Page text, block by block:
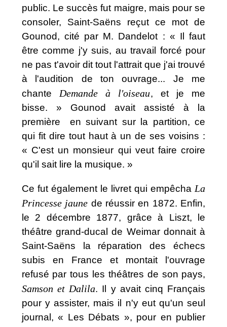
public. Le succès fut maigre, mais pour se
consoler, Saint-Saëns reçut ce mot de
Gounod, cité par M. Dandelot : « Il faut
être comme j'y suis, au travail forcé pour
ne pas t'avoir dit tout l'attrait que j'ai trouvé
à l'audition de ton ouvrage... Je me
chanteDemande à l'oiseau, et je me
bisse. » Gounod avait assisté à la
première en suivant sur la partition, ce
qui fit dire tout haut à un de ses voisins :
« C'est un monsieur qui veut faire croire
qu'il sait lire la musique. »
Ce fut également le livret qui empêcha La
Princesse jaune de réussir en 1872. Enfin,
le 2 décembre 1877, grâce à Liszt, le
théâtre grand-ducal de Weimar donnait à
Saint-Saëns la réparation des échecs
subis en France et montait l'ouvrage
refusé par tous les théâtres de son pays,
Samson et Dalila. Il y avait cinq Français
pour y assister, mais il n'y eut qu'un seul
journal, « Les Débats », pour en publier